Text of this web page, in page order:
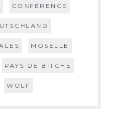
CONFÉRENCE
MOSELLE
PAYS DE BITCHE
WOLF